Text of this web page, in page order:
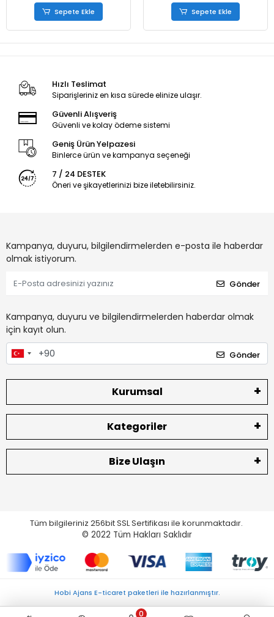
Sepete Ekle Sepete Ekle
Hızlı Teslimat
Siparişleriniz en kısa sürede elinize ulaşır.
Güvenli Alışveriş
Güvenli ve kolay ödeme sistemi
Geniş Ürün Yelpazesi
Binlerce ürün ve kampanya seçeneği
7 / 24 DESTEK
Öneri ve şikayetlerinizi bize iletebilirsiniz.
Kampanya, duyuru, bilgilendirmelerden e-posta ile haberdar
olmak istiyorum.
Gönder
Kampanya, duyuru ve bilgilendirmelerden haberdar olmak
için kayıt olun.
Gönder
Kurumsal
Kategoriler
Bize Ulaşın
Tüm bilgileriniz 256bit SSL Sertifikası ile korunmaktadır.
© 2022 Tüm Hakları Saklıdır
0
Hobi Ajans E-ticaret paketleri ile hazırlanmıştır.